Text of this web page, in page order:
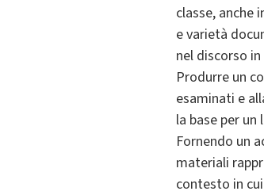
classe,
e varietà
nel discorso
Produrre un
esaminati e
la base per
Fornendo un
materiali
contesto in